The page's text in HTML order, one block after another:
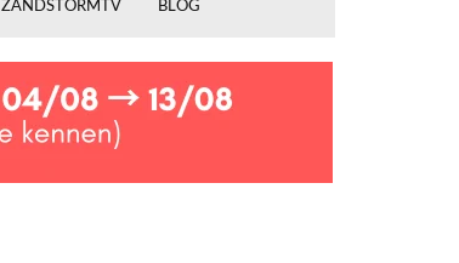
ZANDSTORMTV BLOG